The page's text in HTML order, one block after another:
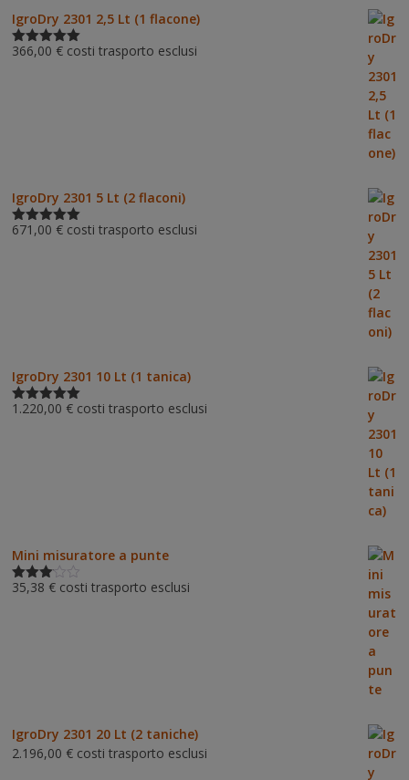
IgroDry 2301 2,5 Lt (1 flacone)
Valutato
366,00 € costi trasporto esclusi
IgroDry 2301 5 Lt (2 flaconi)
Valutato
671,00 € costi trasporto esclusi
IgroDry 2301 10 Lt (1 tanica)
Valutato
1.220,00 € costi trasporto esclusi
Mini misuratore a punte
Valutat
35,38 € costi trasporto esclusi
IgroDry 2301 20 Lt (2 taniche)
2.196,00 € costi trasporto esclusi